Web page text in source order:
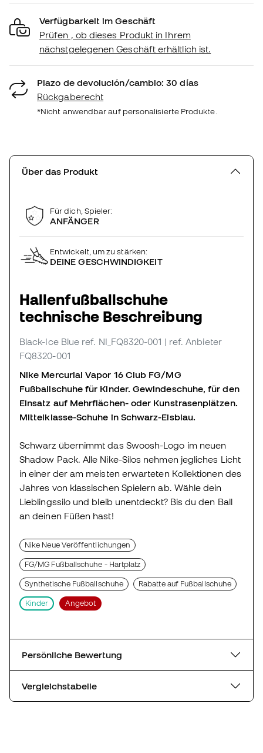
Verfügbarkeit im Geschäft
Prüfen , ob dieses Produkt in Ihrem
nächstgelegenen Geschäft erhältlich ist.
Plazo de devolución/cambio: 30 días
Rückgaberecht
*Nicht anwendbar auf personalisierte Produkte.
Über das Produkt
Für dich, Spieler:
ANFÄNGER
Entwickelt, um zu stärken:
DEINE GESCHWINDIGKEIT
Hallenfußballschuhe
technische Beschreibung
Black-Ice Blue ref. NI_FQ8320-001 | ref. Anbieter
FQ8320-001
Nike Mercurial Vapor 16 Club FG/MG
Fußballschuhe für Kinder. Gewindeschuhe, für den
Einsatz auf Mehrflächen- oder Kunstrasenplätzen.
Mittelklasse-Schuhe in Schwarz-Eisblau.
Schwarz übernimmt das Swoosh-Logo im neuen
Shadow Pack. Alle Nike-Silos nehmen jegliches Licht
in einer der am meisten erwarteten Kollektionen des
Jahres von klassischen Spielern ab. Wähle dein
Lieblingssilo und bleib unentdeckt? Bis du den Ball
an deinen Füßen hast!
Nike Neue Veröffentlichungen
FG/MG Fußballschuhe - Hartplatz
Synthetische Fußballschuhe Rabatte auf Fußballschuhe
Kinder Angebot
Persönliche Bewertung
Vergleichstabelle